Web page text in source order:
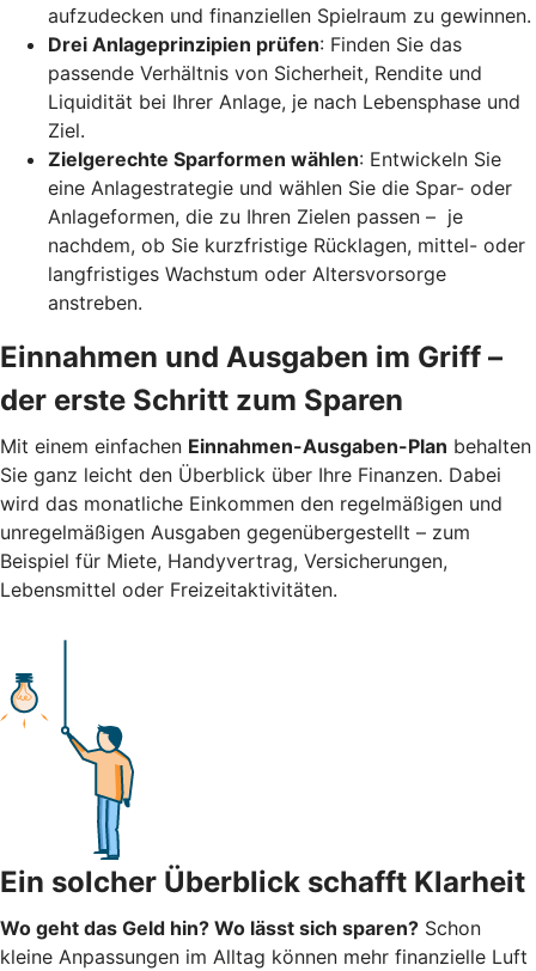
aufzudecken und finanziellen Spielraum zu gewinnen.
Drei Anlageprinzipien prüfen: Finden Sie das
passende Verhältnis von Sicherheit, Rendite und
Liquidität bei Ihrer Anlage, je nach Lebensphase und
Ziel.
Zielgerechte Sparformen wählen: Entwickeln Sie
eine Anlagestrategie und wählen Sie die Spar- oder
Anlageformen, die zu Ihren Zielen passen – je
nachdem, ob Sie kurzfristige Rücklagen, mittel- oder
langfristiges Wachstum oder Altersvorsorge
anstreben.
Einnahmen und Ausgaben im Griff –
der erste Schritt zum Sparen
Mit einem einfachen Einnahmen-Ausgaben-Plan behalten
Sie ganz leicht den Überblick über Ihre Finanzen. Dabei
wird das monatliche Einkommen den regelmäßigen und
unregelmäßigen Ausgaben gegenübergestellt – zum
Beispiel für Miete, Handyvertrag, Versicherungen,
Lebensmittel oder Freizeitaktivitäten.
Ein solcher Überblick schafft Klarheit
Wo geht das Geld hin? Wo lässt sich sparen? Schon
kleine Anpassungen im Alltag können mehr finanzielle Luft